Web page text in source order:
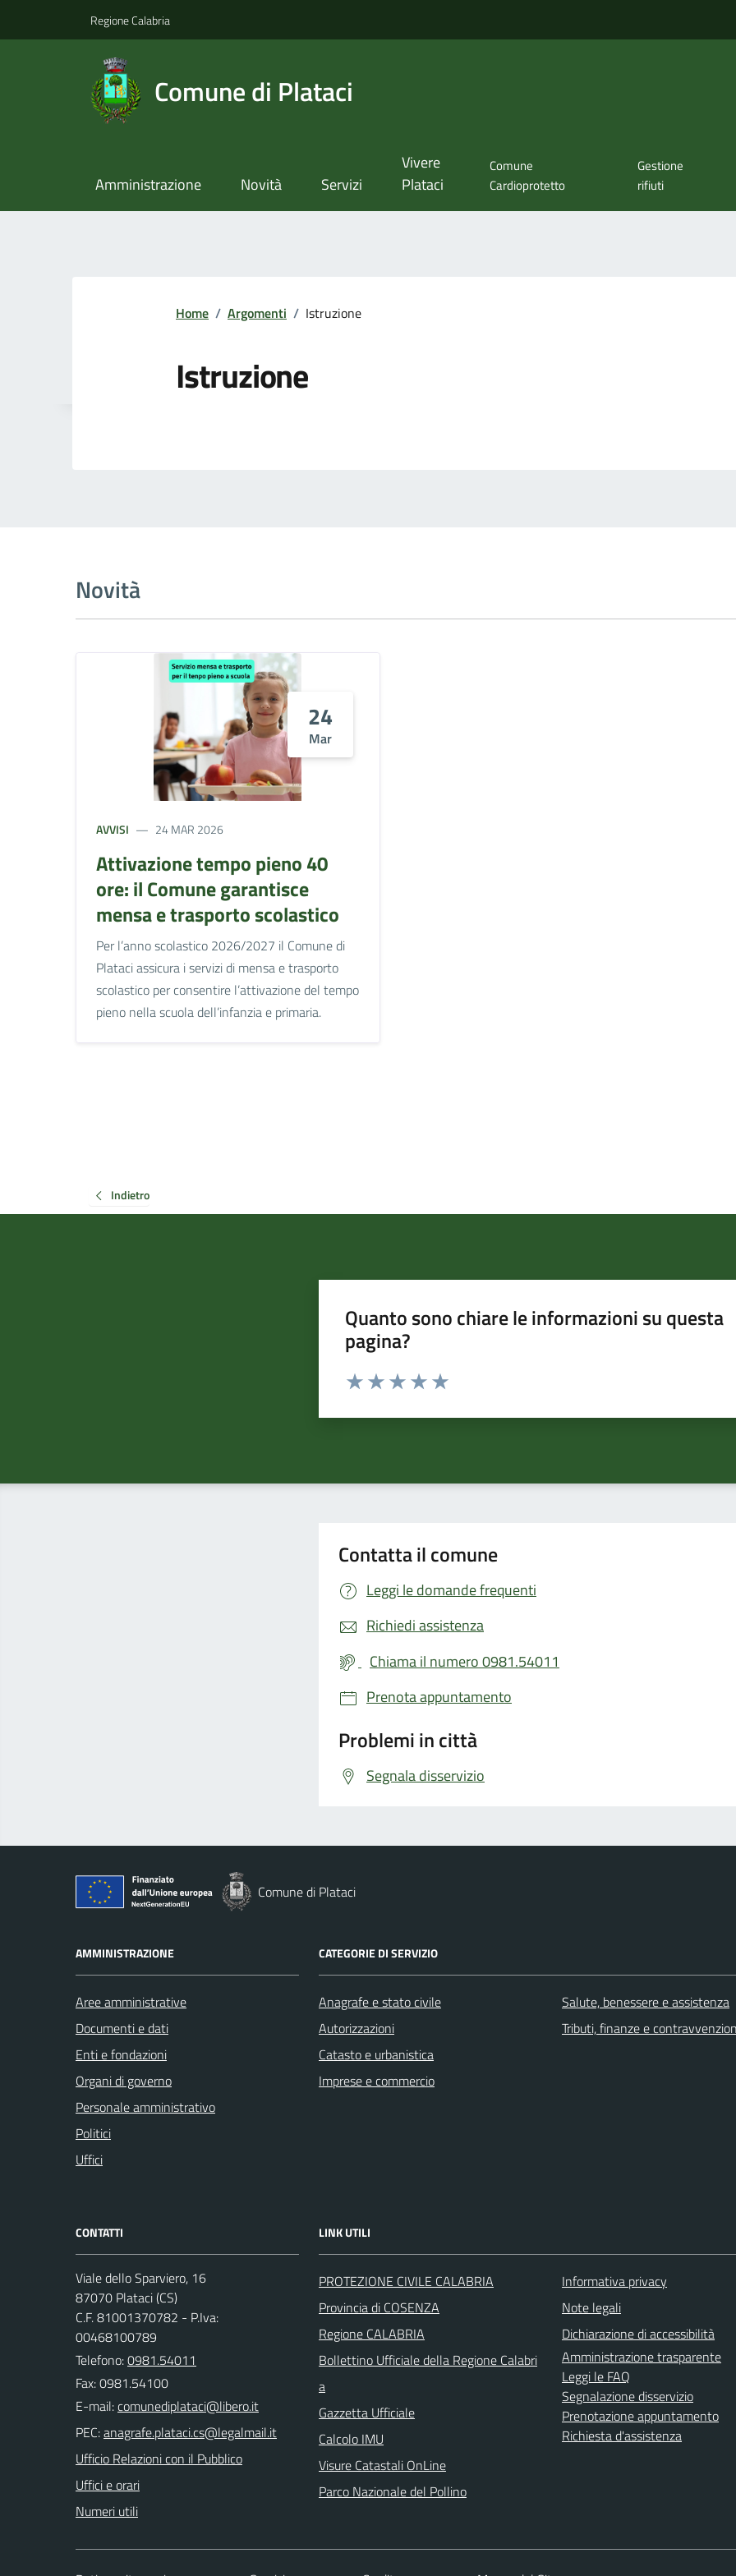
Regione Calabria
Comune di Plataci
Amministrazione Novità Servizi
Vivere
Plataci
Comune
Cardioprotetto
Gestione
rifiuti
Home / Argomenti / Istruzione
Istruzione
Novità
24
Mar
AVVISI 24 MAR 2026
Attivazione tempo pieno 40
ore: il Comune garantisce
mensa e trasporto scolastico
Per l’anno scolastico 2026/2027 il Comune di
Plataci assicura i servizi di mensa e trasporto
scolastico per consentire l’attivazione del tempo
pieno nella scuola dell’infanzia e primaria.
Indietro
Quanto sono chiare le informazioni su questa
pagina?
Valuta da 1 a 5 stelle la pagina
Contatta il comune
Leggi le domande frequenti
Richiedi assistenza
Chiama il numero 0981.54011
Prenota appuntamento
Problemi in città
Segnala disservizio
Comune di Plataci
AMMINISTRAZIONE
Aree amministrative
Documenti e dati
Enti e fondazioni
Organi di governo
Personale amministrativo
Politici
Uffici
CATEGORIE DI SERVIZIO
Anagrafe e stato civile
Autorizzazioni
Catasto e urbanistica
Imprese e commercio
Salute, benessere e assistenza
Tributi, finanze e
CONTATTI
Viale dello Sparviero, 16
87070 Plataci (CS)
C.F. 81001370782 - P.Iva:
00468100789
Telefono:0981.54011
Fax: 0981.54100
E-mail:
PEC:
Ufficio Relazioni con il Pubblico
Uffici e orari
Numeri utili
LINK UTILI
PROTEZIONE CIVILE CALABRIA
Provincia di COSENZA
Regione CALABRIA
Bollettino Ufficiale della Regione Calabri
a
Gazzetta Ufficiale
Calcolo IMU
Visure Catastali OnLine
Parco Nazionale del Pollino
Informativa privacy
Note legali
Dichiarazione di accessibilità
Amministrazione trasparente
Leggi le FAQ
Segnalazione disservizio
Prenotazione appuntamento
Richiesta d'assistenza